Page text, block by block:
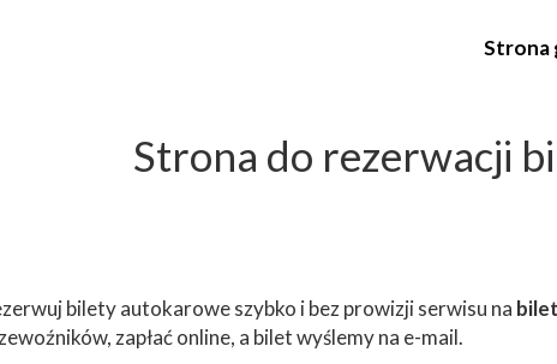
bilety autokarowe szybko i bez prowizji serwisu na
zapłać online, a bilet wyślemy na e-mail.
Strona do rezerwacji
Strona